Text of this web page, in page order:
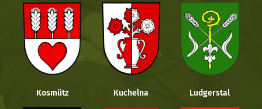
Kosmütz Kuchelna Ludgerstal